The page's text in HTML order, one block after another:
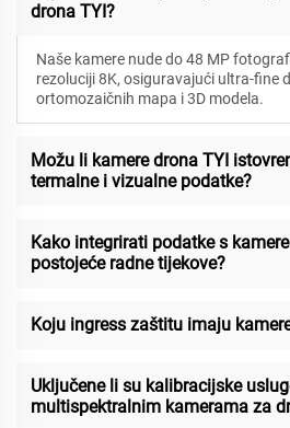
drona TYI?
Naše kamere nude do 48 MP
rezoluciji 8K, osiguravajući ultra-fine
ortomozaičnih mapa i 3D modela.
Možu li kamere drona TYI
termalne i vizualne podatke?
Kako integrirati podatke s
postojeće radne tijekove?
Koju ingress zaštitu imaju
Uključene li su kalibracijske
multispektralnim kamerama za